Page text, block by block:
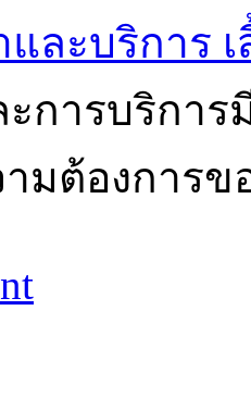
ละบริการ
การบริกา
มต้องการข